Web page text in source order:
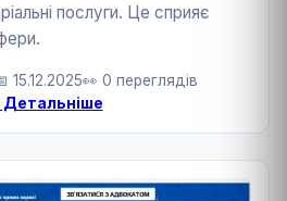
послуги. Це сприяє
15.12.2025👀 0 переглядів
Детальніше